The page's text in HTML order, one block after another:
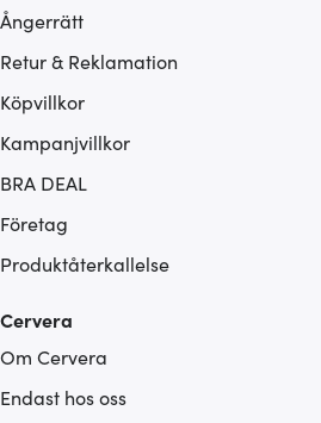
Ångerrätt
Retur & Reklamation
Köpvillkor
Kampanjvillkor
BRA DEAL
Företag
Produktåterkallelse
Cervera
Om Cervera
Endast hos oss